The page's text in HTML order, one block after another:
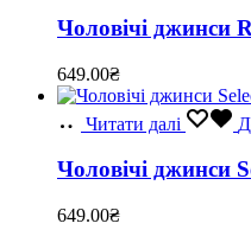
Чоловічі джинси
649.00₴
Читати далі
Чоловічі джинси
649.00₴